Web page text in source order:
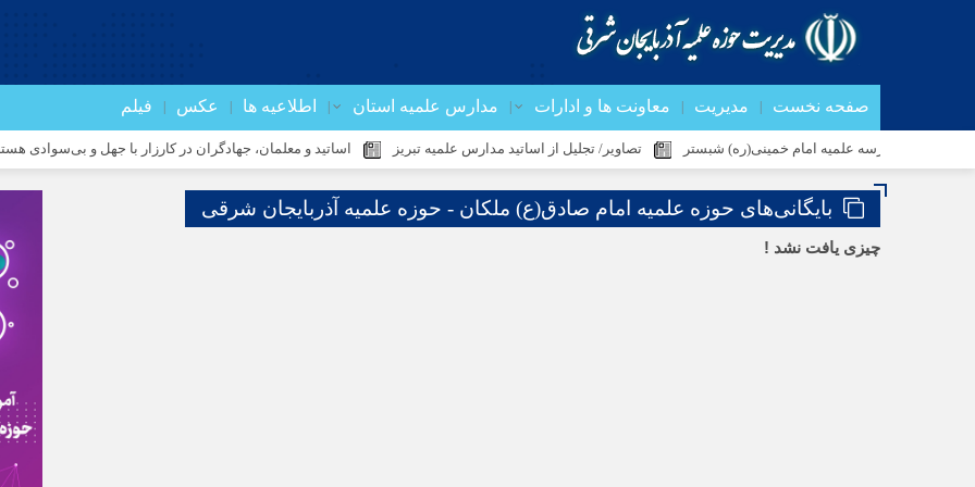
صفحه نخست مدیریت معاونت ها و ادارات مدارس علمیه استان اطلاعیه ها عکس فیلم
مدرسه علمیه امام خمینی(ره) شبستر تصاویر/ تجلیل از اساتید مدارس علمیه تبریز اساتید و معلمان، جهادگران در کارزار با جهل و بی‌سوادی هستند
بایگانی‌های حوزه علمیه امام صادق(ع) ملکان - حوزه علمیه آذربایجان شرقی
چیزی یافت نشد !